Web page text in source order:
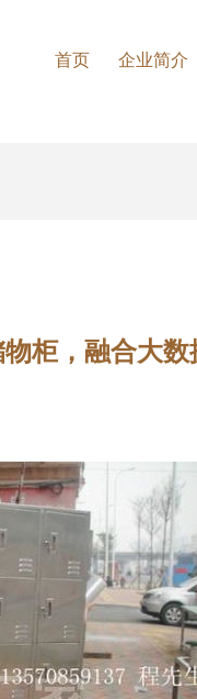
首页 企业简介
柜，融合大数